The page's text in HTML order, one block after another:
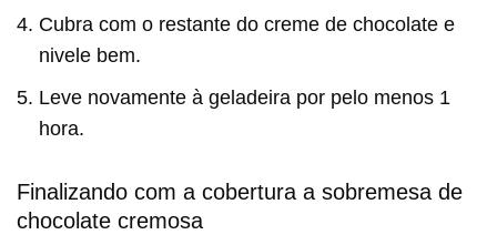
Cubra com o restante do creme de chocolate e
nivele bem.
Leve novamente à geladeira por pelo menos 1
hora.
Finalizando com a cobertura a sobremesa de
chocolate cremosa